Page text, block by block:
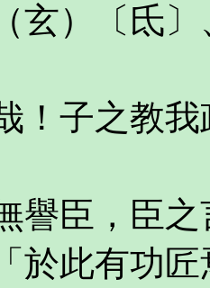
玄）〔氐
！子之教
譽臣，臣
於此有功